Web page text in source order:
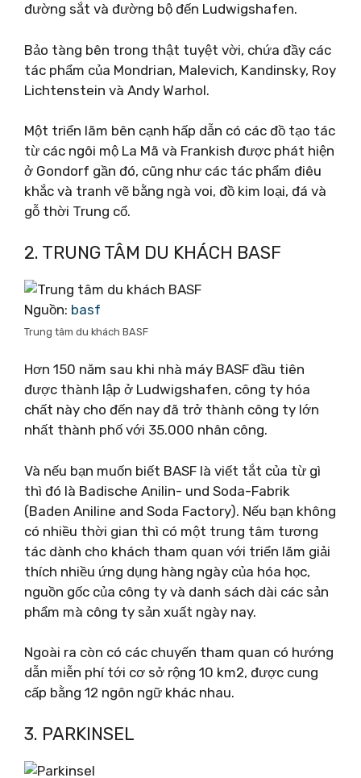
đường sắt và đường bộ đến Ludwigshafen.
Bảo tàng bên trong thật tuyệt vời, chứa đầy các
tác phẩm của Mondrian, Malevich, Kandinsky, Roy
Lichtenstein và Andy Warhol.
Một triển lãm bên cạnh hấp dẫn có các đồ tạo tác
từ các ngôi mộ La Mã và Frankish được phát hiện
ở Gondorf gần đó, cũng như các tác phẩm điêu
khắc và tranh vẽ bằng ngà voi, đồ kim loại, đá và
gỗ thời Trung cổ.
2. TRUNG TÂM DU KHÁCH BASF
Nguồn: basf
Trung tâm du khách BASF
Hơn 150 năm sau khi nhà máy BASF đầu tiên
được thành lập ở Ludwigshafen, công ty hóa
chất này cho đến nay đã trở thành công ty lớn
nhất thành phố với 35.000 nhân công.
Và nếu bạn muốn biết BASF là viết tắt của từ gì
thì đó là Badische Anilin- und Soda-Fabrik
(Baden Aniline and Soda Factory). Nếu bạn không
có nhiều thời gian thì có một trung tâm tương
tác dành cho khách tham quan với triển lãm giải
thích nhiều ứng dụng hàng ngày của hóa học,
nguồn gốc của công ty và danh sách dài các sản
phẩm mà công ty sản xuất ngày nay.
Ngoài ra còn có các chuyến tham quan có hướng
dẫn miễn phí tới cơ sở rộng 10 km2, được cung
cấp bằng 12 ngôn ngữ khác nhau.
3. PARKINSEL